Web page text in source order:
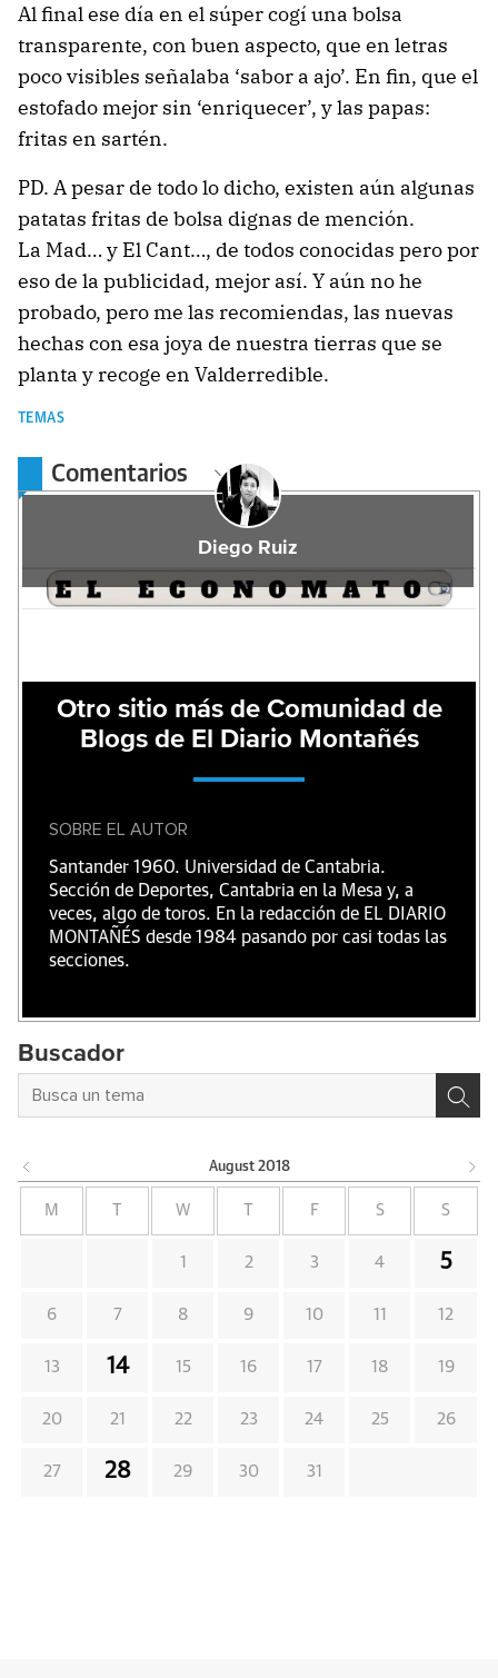
Al final ese día en el súper cogí una bolsa
transparente, con buen aspecto, que en letras
poco visibles señalaba ‘sabor a ajo’. En fin, que el
estofado mejor sin ‘enriquecer’, y las papas:
fritas en sartén.
PD. A pesar de todo lo dicho, existen aún algunas
patatas fritas de bolsa dignas de mención.
La Mad… y El Cant…, de todos conocidas pero por
eso de la publicidad, mejor así. Y aún no he
probado, pero me las recomiendas, las nuevas
hechas con esa joya de nuestra tierras que se
planta y recoge en Valderredible.
TEMAS
Comentarios
Diego Ruiz
Otro sitio más de Comunidad de
Blogs de El Diario Montañés
SOBRE EL AUTOR
Santander 1960. Universidad de Cantabria.
Sección de Deportes, Cantabria en la Mesa y, a
veces, algo de toros. En la redacción de EL DIARIO
MONTAÑÉS desde 1984 pasando por casi todas las
secciones.
Buscador
August 2018
M W F S S
1 2 3 4 5
6 7 8 9 10 11 12
13 14 15 16 17 18 19
20 21 22 23 24 25 26
27 28 29 30 31